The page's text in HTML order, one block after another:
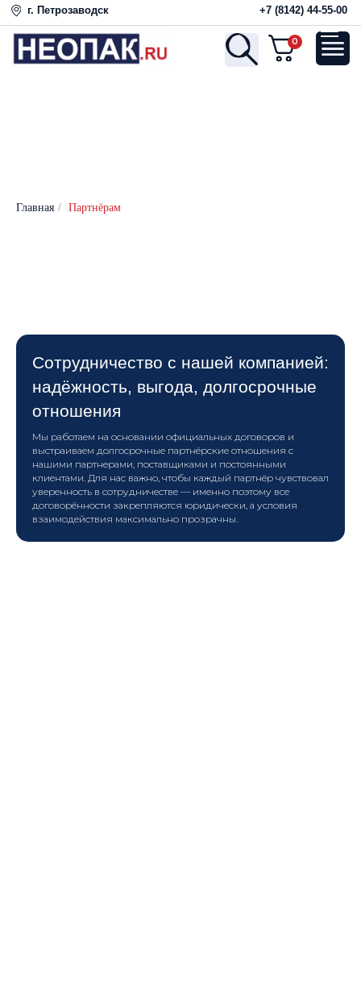
г. Петрозаводск
Главная / Партнёрам
Сотрудничество с нашей компанией:
надёжность, выгода, долгосрочные
отношения
Мы работаем на основании официальных договоров и
выстраиваем долгосрочные партнёрские отношения с
нашими партнерами, поставщиками и постоянными
клиентами. Для нас важно, чтобы каждый партнёр чувствовал
уверенность в сотрудничестве — именно поэтому все
договорённости закрепляются юридически, а условия
взаимодействия максимально прозрачны.